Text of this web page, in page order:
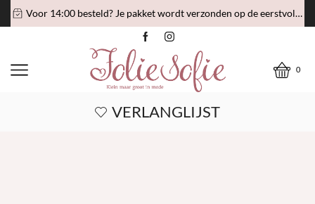
Voor 14:00 besteld? Je pakket wordt verzonden op de eerstvolgende verzenddag!
0
VERLANGLIJST